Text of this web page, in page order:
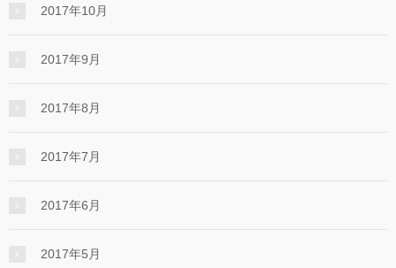
2017年10月
2017年9月
2017年8月
2017年7月
2017年6月
2017年5月